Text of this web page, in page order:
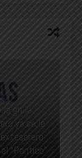
la grilla
ya se le
“Pantico”